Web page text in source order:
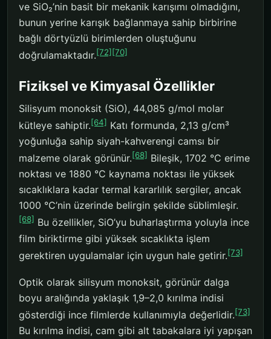
ve SiO₂’nin basit bir mekanik karışımı olmadığını,
bunun yerine karışık bağlanmaya sahip birbirine
bağlı dörtyüzlü birimlerden oluştuğunu
doğrulamaktadır.[72] [70]
Fiziksel ve Kimyasal Özellikler
Silisyum monoksit (SiO), 44,085 g/mol molar
kütleye sahiptir.[64] Katı formunda, 2,13 g/cm³
yoğunluğa sahip siyah-kahverengi camsı bir
malzeme olarak görünür.[68] Bileşik, 1702 °C erime
noktası ve 1880 °C kaynama noktası ile yüksek
sıcaklıklara kadar termal kararlılık sergiler, ancak
1000 °C’nin üzerinde belirgin şekilde süblimleşir.
[68] Bu özellikler, SiO’yu buharlaştırma yoluyla ince
film biriktirme gibi yüksek sıcaklıkta işlem
gerektiren uygulamalar için uygun hale getirir.[73]
Optik olarak silisyum monoksit, görünür dalga
boyu aralığında yaklaşık 1,9–2,0 kırılma indisi
gösterdiği ince filmlerde kullanımıyla değerlidir.[73]
Bu kırılma indisi, cam gibi alt tabakalara iyi yapışan